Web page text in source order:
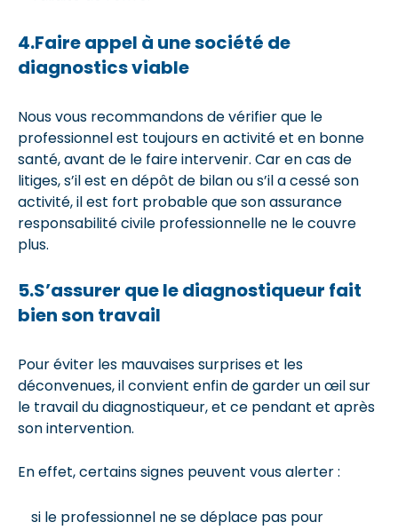
4.Faire appel à une société de
diagnostics viable
Nous vous recommandons de vérifier que le
professionnel est toujours en activité et en bonne
santé, avant de le faire intervenir. Car en cas de
litiges, s’il est en dépôt de bilan ou s’il a cessé son
activité, il est fort probable que son assurance
responsabilité civile professionnelle ne le couvre
plus.
5.S’assurer que le diagnostiqueur fait
bien son travail
Pour éviter les mauvaises surprises et les
déconvenues, il convient enfin de garder un œil sur
le travail du diagnostiqueur, et ce pendant et après
son intervention.
En effet, certains signes peuvent vous alerter :
si le professionnel ne se déplace pas pour